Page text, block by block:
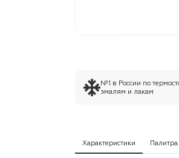
№1 в России по
эмалям и лакам
Характеристики Палитра